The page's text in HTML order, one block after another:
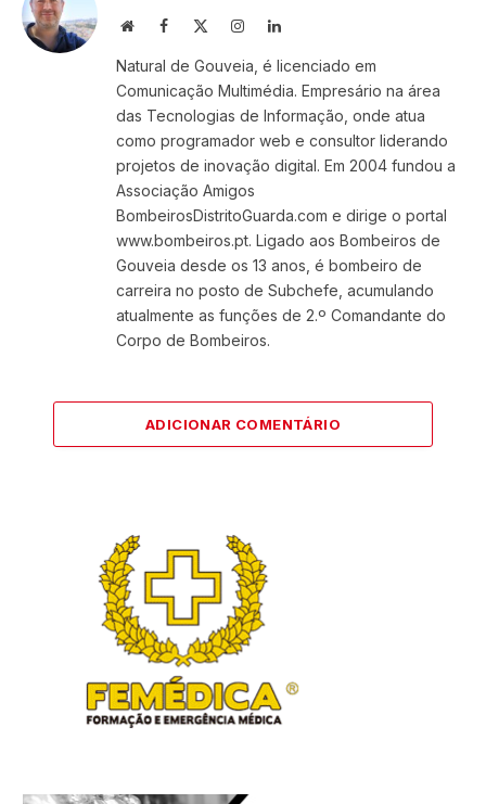
WebsiteFacebook InstagramLinkedIn
Natural de Gouveia, é licenciado em
Comunicação Multimédia. Empresário na área
das Tecnologias de Informação, onde atua
como programador web e consultor liderando
projetos de inovação digital. Em 2004 fundou a
Associação Amigos
BombeirosDistritoGuarda.com e dirige o portal
www.bombeiros.pt. Ligado aos Bombeiros de
Gouveia desde os 13 anos, é bombeiro de
carreira no posto de Subchefe, acumulando
atualmente as funções de 2.º Comandante do
Corpo de Bombeiros.
ADICIONAR COMENTÁRIO